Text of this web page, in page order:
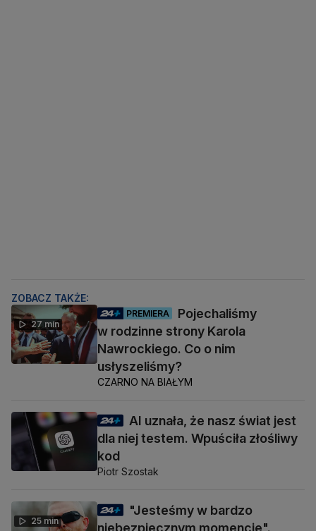
ZOBACZ TAKŻE:
27 min
PREMIERA
Pojechaliśmy
w rodzinne strony Karola
Nawrockiego. Co o nim
usłyszeliśmy?
CZARNO NA BIAŁYM
AI uznała, że nasz świat jest
dla niej testem. Wpuściła złośliwy
kod
Piotr Szostak
25 min
"Jesteśmy w bardzo
niebezpiecznym momencie".